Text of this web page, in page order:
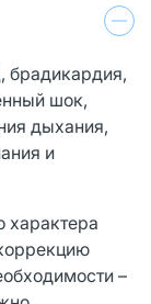
шок,
дыхания,
и
–